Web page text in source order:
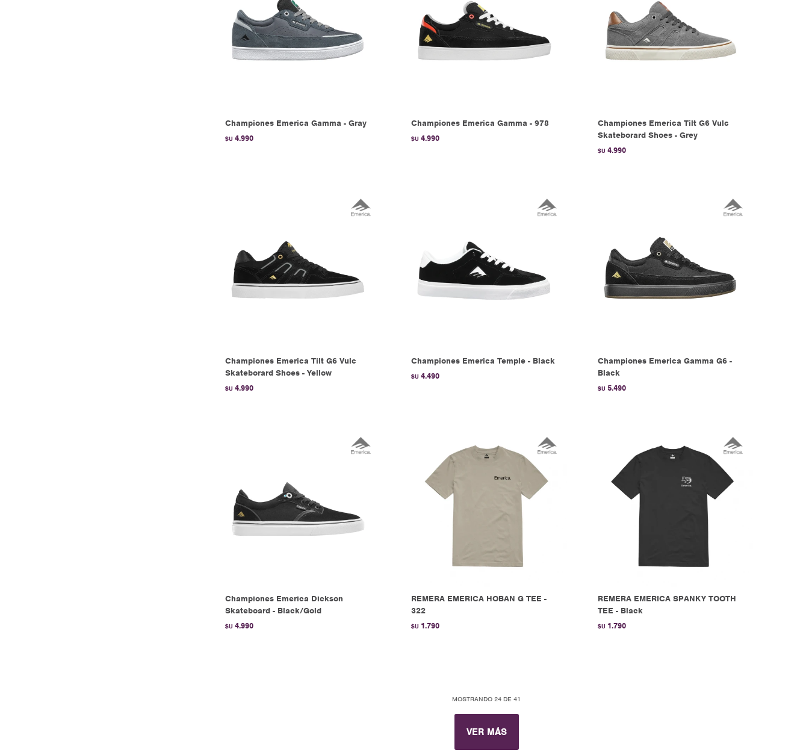
Championes Emerica Gamma - Gray
$U 4.990
Championes Emerica Gamma - 978
$U 4.990
Championes Emerica Tilt G6 Vulc
Skateborard Shoes - Grey
$U 4.990
Championes Emerica Tilt G6 Vulc
Skateborard Shoes - Yellow
$U 4.990
Championes Emerica Temple - Black
$U 4.490
Championes Emerica Gamma G6 -
Black
$U 5.490
Championes Emerica Dickson
Skateboard - Black/Gold
$U 4.990
REMERA EMERICA HOBAN G TEE -
322
$U 1.790
REMERA EMERICA SPANKY TOOTH
TEE - Black
$U 1.790
MOSTRANDO 24 DE 41
VER MÁS